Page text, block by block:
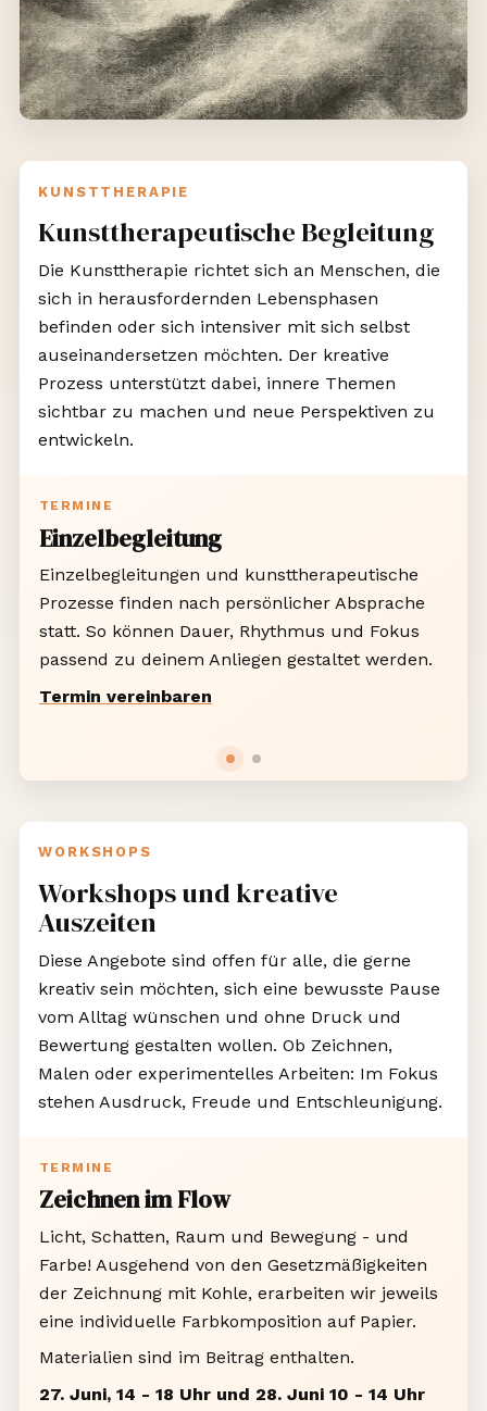
TERMINE
Einzelbegleitung
Einzelbegleitungen und kunsttherapeutische
Prozesse finden nach persönlicher Absprache
statt. So können Dauer, Rhythmus und Fokus
passend zu deinem Anliegen gestaltet werden.
Termin vereinbaren
KUNSTTHERAPIE
Kunsttherapeutische Begleitung
Die Kunsttherapie richtet sich an Menschen, die
sich in herausfordernden Lebensphasen
befinden oder sich intensiver mit sich selbst
auseinandersetzen möchten. Der kreative
Prozess unterstützt dabei, innere Themen
sichtbar zu machen und neue Perspektiven zu
entwickeln.
TERMINE
Zeichnen im Flow
Licht, Schatten, Raum und Bewegung - und
Farbe! Ausgehend von den Gesetzmäßigkeiten
der Zeichnung mit Kohle, erarbeiten wir jeweils
eine individuelle Farbkomposition auf Papier.
Materialien sind im Beitrag enthalten.
27. Juni, 14 - 18 Uhr und 28. Juni 10 - 14 Uhr
WORKSHOPS
Workshops und kreative
Auszeiten
Diese Angebote sind offen für alle, die gerne
kreativ sein möchten, sich eine bewusste Pause
vom Alltag wünschen und ohne Druck und
Bewertung gestalten wollen. Ob Zeichnen,
Malen oder experimentelles Arbeiten: Im Fokus
stehen Ausdruck, Freude und Entschleunigung.